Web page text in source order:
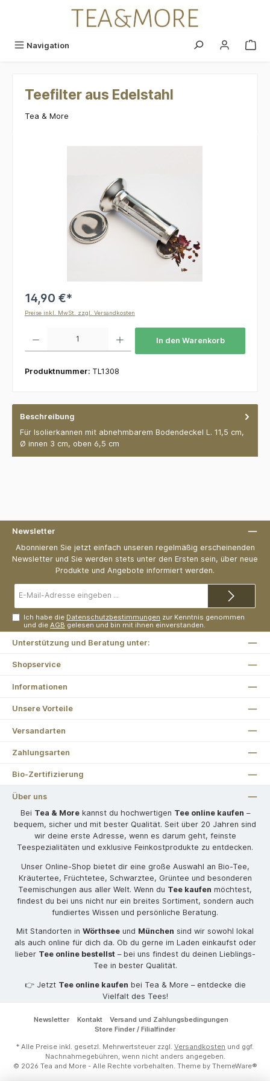
Navigation
Teefilter aus Edelstahl
Tea & More
14,90 €*
Preise inkl. MwSt. zzgl. Versandkosten
In den Warenkorb
Produktnummer: TL1308
Beschreibung
Für Isolierkannen mit abnehmbarem Bodendeckel L. 11,5 cm,
Ø innen 3 cm, oben 6,5 cm
Newsletter
Abonnieren Sie jetzt einfach unseren regelmäßig erscheinenden
Newsletter und Sie werden stets unter den Ersten sein, über neue
Produkte und Angebote informiert werden.
Mail-
Ich habe die Datenschutzbestimmungen zur Kenntnis genommen
und dieAGB gelesen und bin mit ihnen einverstanden.
Unterstützung und Beratung unter:
Shopservice
Informationen
Unsere Vorteile
Versandarten
Zahlungsarten
Bio-Zertifizierung
Über uns
Bei Tea & Morekannst du hochwertigen Tee online kaufen –
bequem, sicher und mit bester Qualität. Seit über 20 Jahren sind
wir deine erste Adresse, wenn es darum geht, feinste
Teespezialitäten und exklusive Feinkostprodukte zu entdecken.
Unser Online-Shop bietet dir eine große Auswahl an Bio-Tee,
Kräutertee, Früchtetee, Schwarztee, Grüntee und besonderen
Teemischungen aus aller Welt. Wenn du Tee kaufen möchtest,
findest du bei uns nicht nur ein breites Sortiment, sondern auch
fundiertes Wissen und persönliche Beratung.
Mit Standorten in Wörthsee und München sind wir sowohl lokal
als auch online für dich da. Ob du gerne im Laden einkaufst oder
lieber Tee online bestellst– bei uns findest du deinen Lieblings-
Tee in bester Qualität.
👉 Jetzt Tee online kaufen bei Tea & More – entdecke die
Vielfalt des Tees!
Newsletter Kontakt
Versand und Zahlungsbedingungen
Store Finder / Filialfinder
* Alle Preise inkl. gesetzl. Mehrwertsteuer zzgl. Versandkosten und ggf.
Nachnahmegebühren, wenn nicht anders angegeben.
© 2026 Tea and More - Alle Rechte vorbehalten. Theme by ThemeWare®